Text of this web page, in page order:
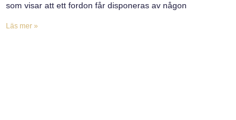
som visar att ett fordon får disponeras av någon
Läs mer »